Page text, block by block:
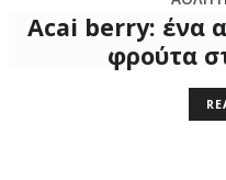
Acai berry: ένα
φρούτα